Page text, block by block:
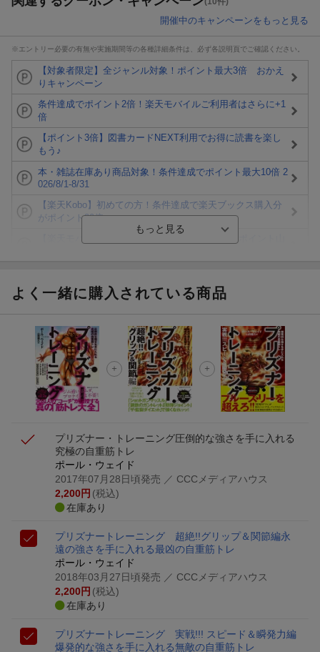
開催中のキャンペーンをもっと見る
※エントリー必要の有無や実施期間等の各種詳細条件は、必ず各説明頁でご確認ください。
【対象者限定】全ジャンル対象！ポイント最大3倍 おかえ
りキャンペーン
条件達成でポイント2倍！楽天モバイルご利用者はさらに+1
倍
【ポイント3倍】図書カードNEXT利用でお得に読書を楽し
もう♪
本・雑誌在庫あり商品対象！条件達成でポイント最大10倍 2
026/8/1-8/31
【楽天Kobo】初めての方！条件達成で楽天ブックス購入分
がポイント20倍
ト山分け
エントリー＆3,000円以上購入で無料データSIM（3GB/月プ
ラン）が当たる！
楽天モバイル紹介キャンペーンの拡散で300円OFFクーポン
進呈
よく一緒に購入されている商品
プリズナー・トレーニング圧倒的な強さを手に入れる
究極の自重筋トレ
ポール・ウェイド
2017年07月28日頃発売 ／ CCCメディアハウス
2,200円 (税込)
在庫あり
プリズナートレーニング 超絶!!グリップ＆関節編永
遠の強さを手に入れる最凶の自重筋トレ
ポール・ウェイド
2018年03月27日頃発売 ／ CCCメディアハウス
2,200円 (税込)
在庫あり
プリズナートレーニング 実戦!!! スピード＆瞬発力編
爆発的な強さを手に入れる無敵の自重筋トレ